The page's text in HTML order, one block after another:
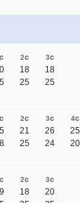
2с
18
25
3с
18
25
2с
21
25
3с
26
24
4с
25
20
2с
18
3с
20